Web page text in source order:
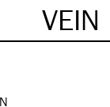
VEIN